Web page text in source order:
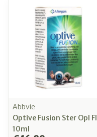
Abbvie
Optive Fusion Ster Opl Fl
10ml